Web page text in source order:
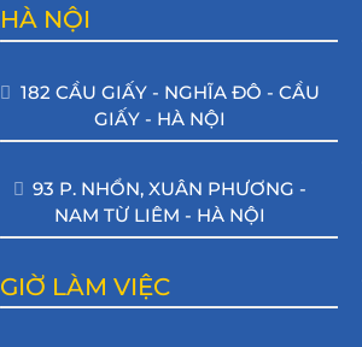
HÀ NỘI
182 CẦU GIẤY - NGHĨA ĐÔ - CẦU
GIẤY - HÀ NỘI
93 P. NHỔN, XUÂN PHƯƠNG -
NAM TỪ LIÊM - HÀ NỘI
GIỜ LÀM VIỆC